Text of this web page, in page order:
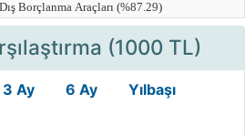
(1000 TL)
3 Ay 6 Ay Yılbaşı